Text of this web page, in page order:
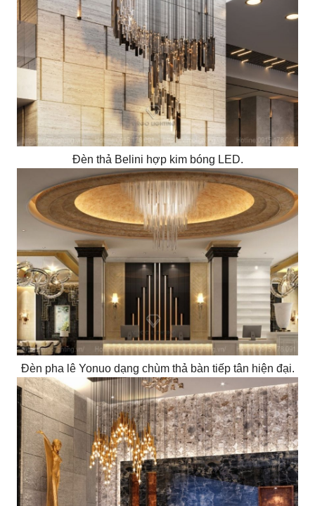
Đèn thả Belini hợp kim bóng LED.
Đèn pha lê Yonuo dạng chùm thả bàn tiếp tân hiện đại.